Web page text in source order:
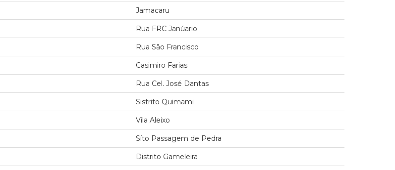
Jamacaru
Rua FRC Janúario
Rua São Francisco
Casimiro Farias
Rua Cel. José Dantas
Sistrito Quimami
Vila Aleixo
Síto Passagem de Pedra
Distrito Gameleira